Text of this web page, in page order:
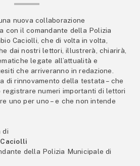
nuova collaborazione
con il comandante della Polizia
Caciolli, che di volta in volta,
dai nostri lettori, illustrerà, chiarirà,
legate all’attualità e
che arriveranno in redazione.
di rinnovamento della testata – che
numeri importanti di lettori
uno per uno – e che non intende
di
della Polizia Municipale di